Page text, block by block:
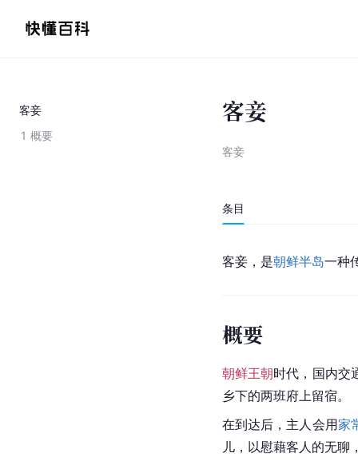
客妾
1 概要
客妾
客妾
条目
客妾，是朝鲜半岛一种
概要
朝鲜王朝时代，国内交
乡下的两班府上留宿。
在到达后，主人会用家
儿，以慰藉客人的无聊